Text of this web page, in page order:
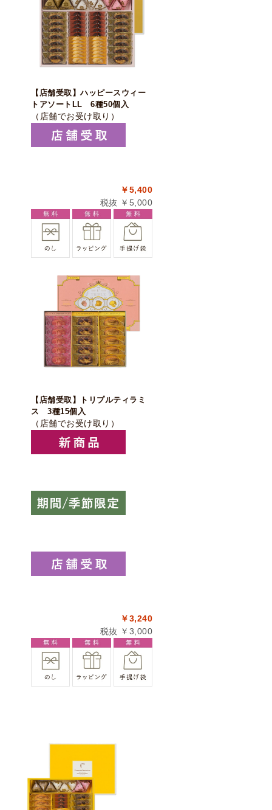
【店舗受取】ハッピースウィー
トアソートLL 6種50個入
（店舗でお受け取り）
￥5,400
税抜 ￥5,000
【店舗受取】トリプルティラミ
ス 3種15個入
（店舗でお受け取り）
￥3,240
税抜 ￥3,000